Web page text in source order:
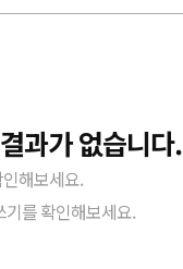
과가 없습니다.
해보세요.
를 확인해보세요.